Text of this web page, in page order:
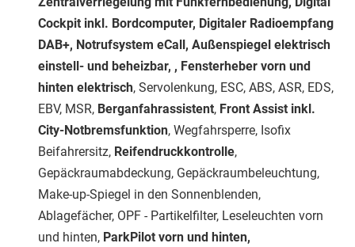
Cockpit inkl. Bordcomputer, Digitaler Radioempfang
DAB+, Notrufsystem eCall, Außenspiegel elektrisch
einstell- und beheizbar, , Fensterheber vorn und
hinten elektrisch, Servolenkung, ESC, ABS, ASR, EDS,
EBV, MSR, Berganfahrassistent, Front Assist inkl.
City-Notbremsfunktion, Wegfahrsperre, Isofix
Beifahrersitz, Reifendruckkontrolle,
Gepäckraumabdeckung, Gepäckraumbeleuchtung,
Make-up-Spiegel in den Sonnenblenden,
Ablagefächer, OPF - Partikelfilter, Leseleuchten vorn
und hinten, ParkPilot vorn und hinten,